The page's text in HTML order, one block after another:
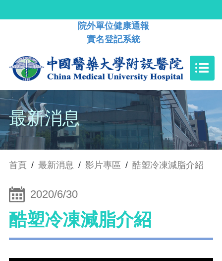
院外單位健康通報
實名登記系統
最新消息
首頁 / 最新消息 / 影片專區 / 酷塑冷凍減脂介紹
2020/6/30
酷塑冷凍減脂介紹